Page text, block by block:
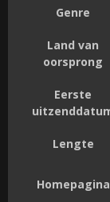
Genre
Land van
oorsprong
Eerste
Lengte
Homepagina